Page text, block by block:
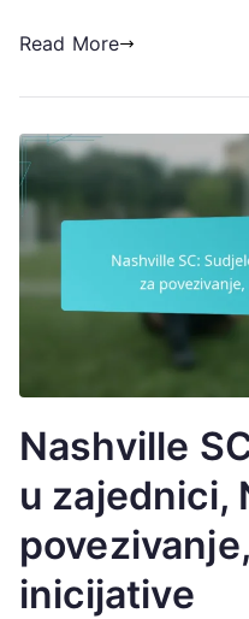
Read More
Nashville
u zajednici,
inicijative